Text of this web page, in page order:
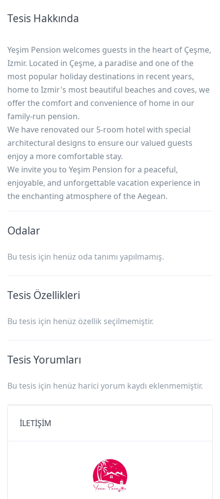
Tesis Hakkında
Yeşim Pension welcomes guests in the heart of Çeşme,
Izmir. Located in Çeşme, a paradise and one of the
most popular holiday destinations in recent years,
home to Izmir's most beautiful beaches and coves, we
offer the comfort and convenience of home in our
family-run pension.
We have renovated our 5-room hotel with special
architectural designs to ensure our valued guests
enjoy a more comfortable stay.
We invite you to Yeşim Pension for a peaceful,
enjoyable, and unforgettable vacation experience in
the enchanting atmosphere of the Aegean.
Odalar
Bu tesis için henüz oda tanımı yapılmamış.
Tesis Özellikleri
Bu tesis için henüz özellik seçilmemiştir.
Tesis Yorumları
Bu tesis için henüz harici yorum kaydı eklenmemiştir.
İLETİŞİM